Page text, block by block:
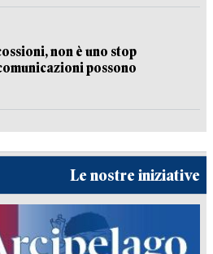
non è uno stop
possono
Le nostre iniziative